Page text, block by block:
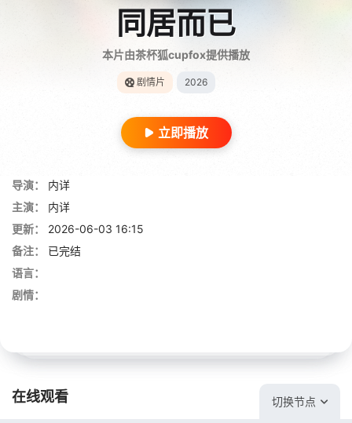
同居而已
本片由茶杯狐cupfox提供播放
剧情片 2026
立即播放
导演：
内详
主演：
内详
更新：
2026-06-03 16:15
备注：
已完结
语言：
剧情：
在线观看 切换节点